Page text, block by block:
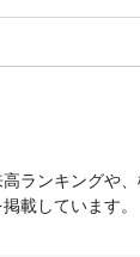
ランキングや
載しています。